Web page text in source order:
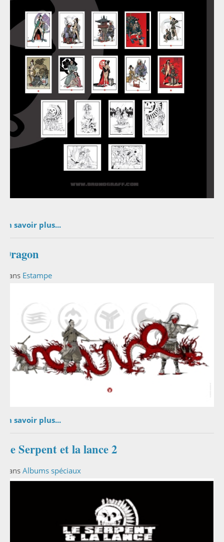
En savoir plus...
Dragon
Dans Estampe
En savoir plus...
Le Serpent et la lance 2
Dans Albums spéciaux